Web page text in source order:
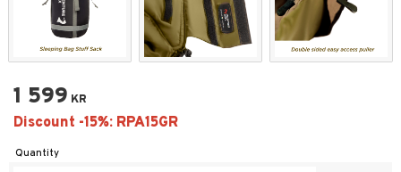
1 599 KR
Quantity